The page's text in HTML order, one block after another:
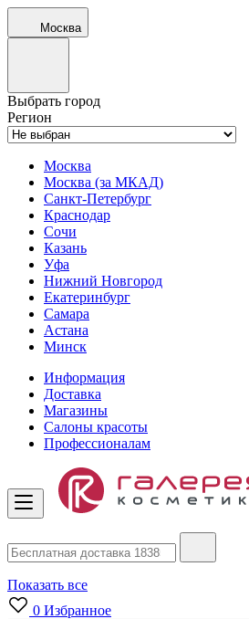
Москва
Выбрать город
Регион
Москва
Москва (за МКАД)
Санкт-Петербург
Краснодар
Сочи
Казань
Уфа
Нижний Новгород
Екатеринбург
Самара
Астана
Минск
Информация
Доставка
Магазины
Салоны красоты
Профессионалам
Показать все
0 Избранное